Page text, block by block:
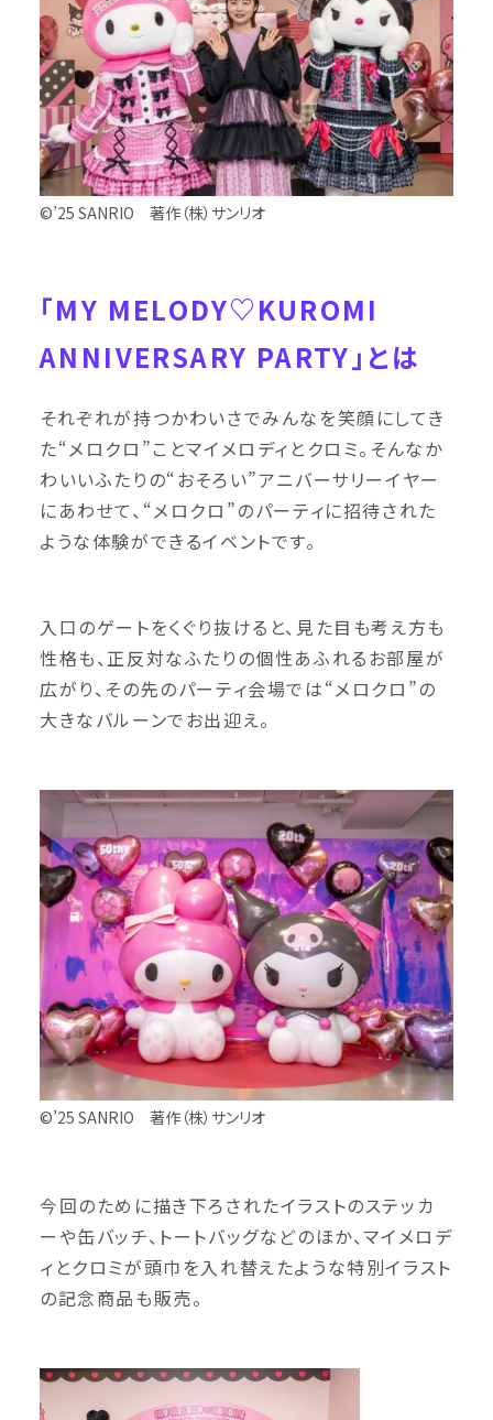
©’25 SANRIO 著作（株）サンリオ
「MY MELODY♡KUROMI
ANNIVERSARY PARTY」とは
それぞれが持つかわいさでみんなを笑顔にしてき
た“メロクロ”ことマイメロディとクロミ。そんなか
わいいふたりの“おそろい”アニバーサリーイヤー
にあわせて、“メロクロ”のパーティに招待された
ような体験ができるイベントです。
入口のゲートをくぐり抜けると、見た目も考え方も
性格も、正反対なふたりの個性あふれるお部屋が
広がり、その先のパーティ会場では“メロクロ”の
大きなバルーンでお出迎え。
©’25 SANRIO 著作（株）サンリオ
今回のために描き下ろされたイラストのステッカ
ーや缶バッチ、トートバッグなどのほか、マイメロデ
ィとクロミが頭巾を入れ替えたような特別イラスト
の記念商品も販売。